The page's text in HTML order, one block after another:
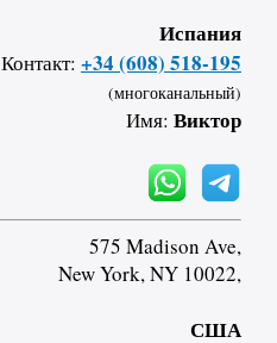
Испания
Контакт: +34 (608) 518-195
(многоканальный)
Имя: Виктор
575 Madison Ave,
New York, NY 10022,
США